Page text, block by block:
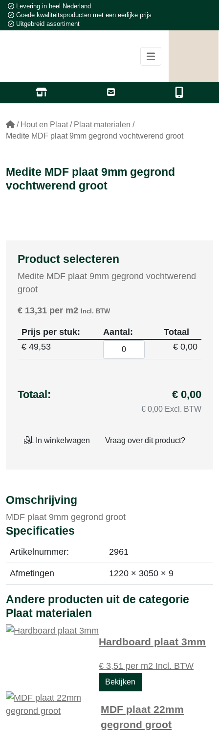
Levering in heel Nederland
Goede kwaliteitsproducten met een eerlijke prijs
Uitgebreid assortiment
/ Hout en Plaat / Plaat materialen /
Medite MDF plaat 9mm gegrond vochtwerend groot
Medite MDF plaat 9mm gegrond
vochtwerend groot
Product selecteren
Medite MDF plaat 9mm gegrond vochtwerend
groot
€ 13,31 per m2 Incl. BTW
Prijs per stuk: Aantal:
Totaal
€ 49,53 € 0,00
Totaal: € 0,00
€ 0,00 Excl. BTW
In winkelwagen Vraag over dit product?
Omschrijving
MDF plaat 9mm gegrond groot
Specificaties
Artikelnummer: 2961
Afmetingen 1220 × 3050 × 9
Andere producten uit de categorie
Plaat materialen
Hardboard plaat 3mm
€ 3,51 per m2 Incl. BTW
Bekijken
MDF plaat 22mm
gegrond groot